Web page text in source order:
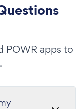
POWR apps to